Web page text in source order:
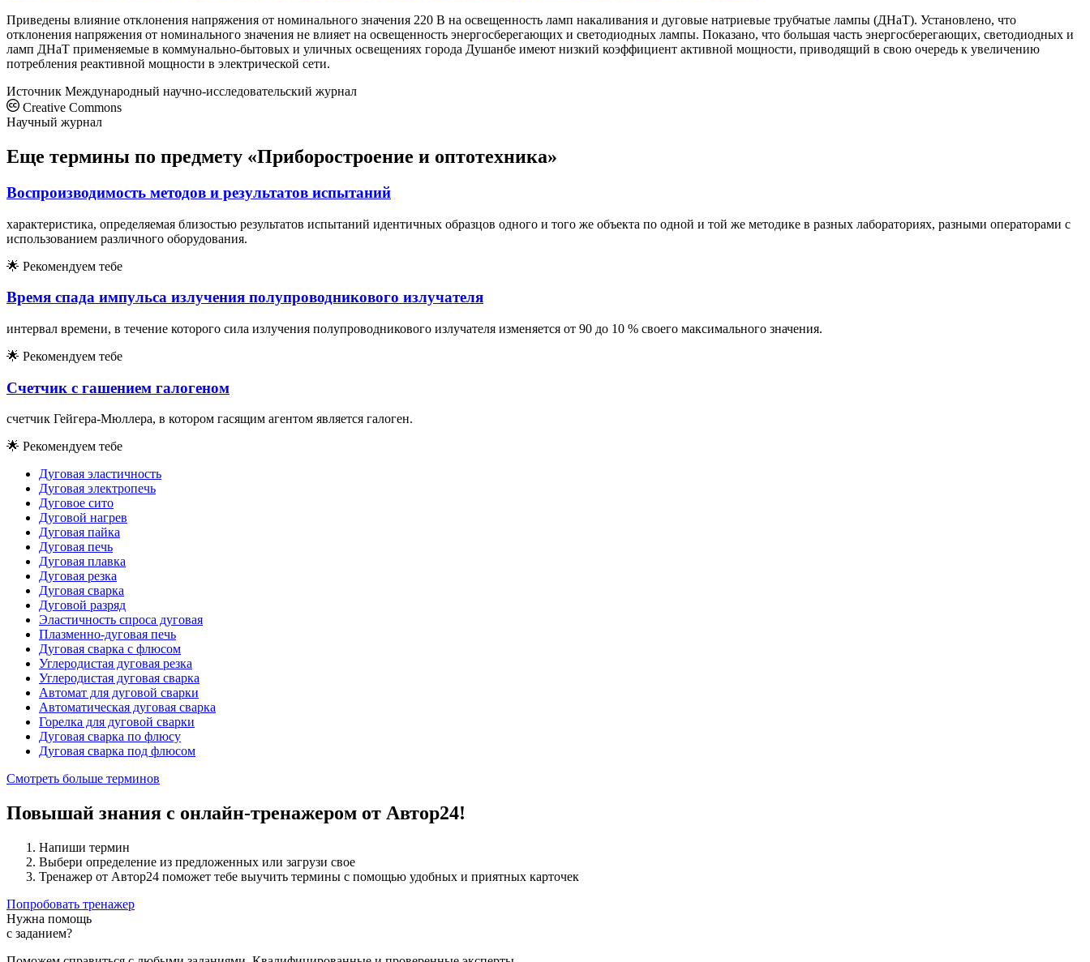
Приведены влияние отклонения напряжения от номинального значения 220 В на освещенность ламп накаливания и дуговые натриевые трубчатые лампы (ДНаТ). Установлено, что
отклонения напряжения от номинального значения не влияет на освещенность энергосберегающих и светодиодных лампы. Показано, что большая часть энергосберегающих, светодиодных и
ламп ДНаТ применяемые в коммунально-бытовых и уличных освещениях города Душанбе имеют низкий коэффициент активной мощности, приводящий в свою очередь к увеличению
потребления реактивной мощности в электрической сети.
Источник Международный научно-исследовательский журнал
Creative Commons
Научный журнал
Еще термины по предмету «Приборостроение и оптотехника»
Воспроизводимость методов и результатов испытаний
характеристика, определяемая близостью результатов испытаний идентичных образцов одного и того же объекта по одной и той же методике в разных лабораториях, разными операторами с
использованием различного оборудования.
🌟 Рекомендуем тебе
Время спада импульса излучения полупроводникового излучателя
интервал времени, в течение которого сила излучения полупроводникового излучателя изменяется от 90 до 10 % своего максимального значения.
🌟 Рекомендуем тебе
Счетчик с гашением галогеном
счетчик Гейгера-Мюллера, в котором гасящим агентом является галоген.
🌟 Рекомендуем тебе
Дуговая эластичность
Дуговая электропечь
Дуговое сито
Дуговой нагрев
Дуговая пайка
Дуговая печь
Дуговая плавка
Дуговая резка
Дуговая сварка
Дуговой разряд
Эластичность спроса дуговая
Плазменно-дуговая печь
Дуговая сварка с флюсом
Углеродистая дуговая резка
Углеродистая дуговая сварка
Автомат для дуговой сварки
Автоматическая дуговая сварка
Горелка для дуговой сварки
Дуговая сварка по флюсу
Дуговая сварка под флюсом
Смотреть больше терминов
Повышай знания с онлайн-тренажером от Автор24!
Напиши термин
Выбери определение из предложенных или загрузи свое
Тренажер от Автор24 поможет тебе выучить термины с помощью удобных и приятных карточек
Попробовать тренажер
Нужна помощь
с заданием?